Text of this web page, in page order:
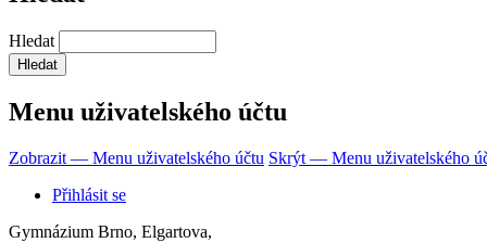
Hledat
Menu uživatelského účtu
Zobrazit — Menu uživatelského účtu Skrýt — Menu uživatelského
Přihlásit se
Gymnázium Brno, Elgartova,